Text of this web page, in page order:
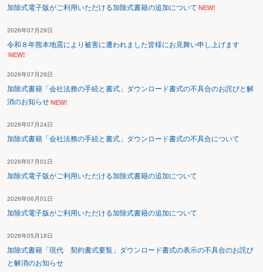
加除式電子版がご利用いただける加除式書籍の追加について NEW!
2026年07月29日
令和８年熊本地震により被害に遭われました皆様にお見舞い申し上げます
NEW!
2026年07月29日
加除式書籍「会社法務の手続と書式」ダウンロード書式の不具合のお詫びと解
消のお知らせNEW!
2026年07月24日
加除式書籍「会社法務の手続と書式」ダウンロード書式の不具合について
2026年07月01日
加除式電子版がご利用いただける加除式書籍の追加について
2026年06月01日
加除式電子版がご利用いただける加除式書籍の追加について
2026年05月18日
加除式書籍「現代 契約書式要覧」ダウンロード書式の表示の不具合のお詫び
と解消のお知らせ